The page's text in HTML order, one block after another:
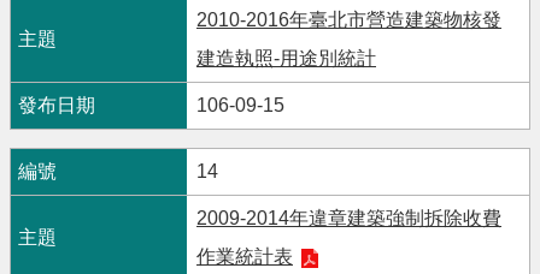
2010-2016年臺北市營造建築物核發
建造執照-用途別統計
106-09-15
14
2009-2014年違章建築強制拆除收費
作業統計表